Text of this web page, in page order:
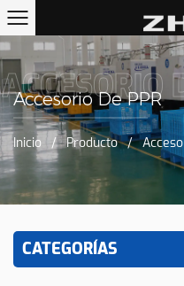
ACCESORIO
Accesorio De PPR
Inicio / Producto /
CATEGORÍAS